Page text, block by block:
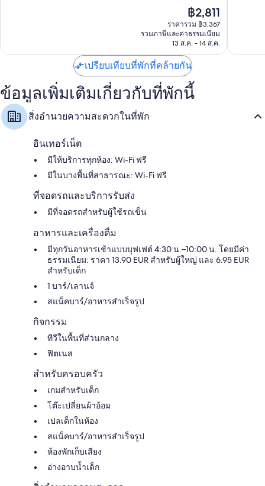
ราคา
ปัจจุบัน
คือ
฿2,811
฿2,811
ราคารวม ฿3,367
รวมภาษีและค่าธรรมเนียม
13 ส.ค. - 14 ส.ค.
เปรียบเทียบที่พักที่คล้ายกัน
ข้อมูลเพิ่มเติมเกี่ยวกับที่พักนี้
สิ่งอำนวยความสะดวกในที่พัก
อินเทอร์เน็ต
มีให้บริการทุกห้อง: Wi-Fi ฟรี
มีในบางพื้นที่สาธารณะ: Wi-Fi ฟรี
ที่จอดรถและบริการรับส่ง
มีที่จอดรถสำหรับผู้ใช้รถเข็น
อาหารและเครื่องดื่ม
มีทุกวันอาหารเช้าแบบบุฟเฟต์ 4:30 น.–10:00 น. โดยมีค่า
ธรรมเนียม: ราคา 13.90 EUR สำหรับผู้ใหญ่ และ 6.95 EUR
สำหรับเด็ก
1 บาร์/เลานจ์
สแน็คบาร์/อาหารสำเร็จรูป
กิจกรรม
ทีวีในพื้นที่ส่วนกลาง
ฟิตเนส
สำหรับครอบครัว
เกมสำหรับเด็ก
โต๊ะเปลี่ยนผ้าอ้อม
เปลเด็กในห้อง
สแน็คบาร์/อาหารสำเร็จรูป
ห้องพักเก็บเสียง
อ่างอาบน้ำเด็ก